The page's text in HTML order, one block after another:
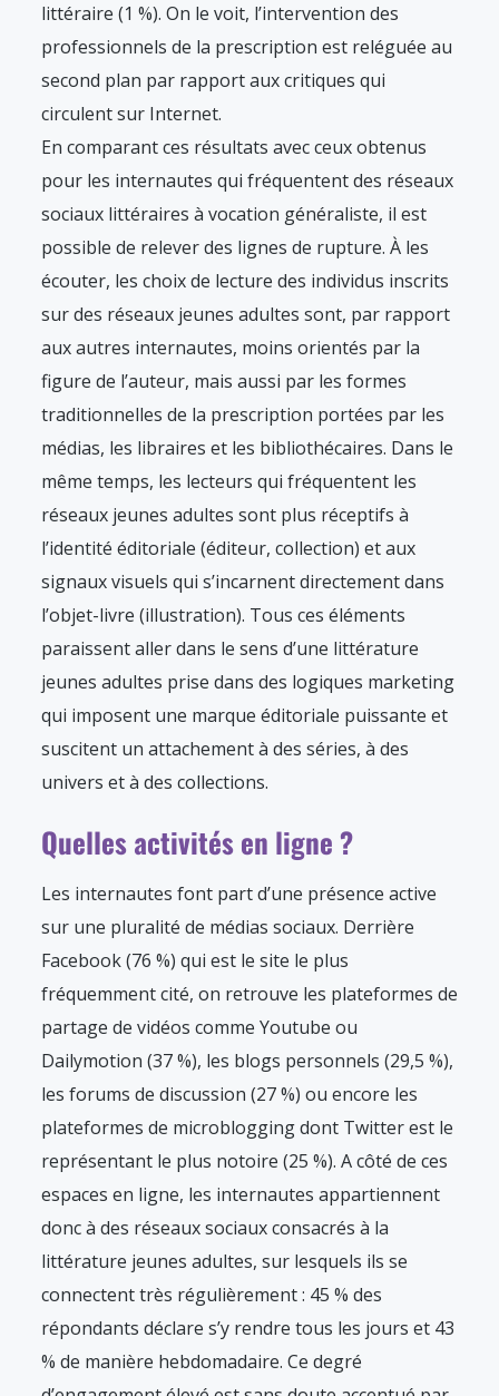
littéraire (1 %). On le voit, l’intervention des
professionnels de la prescription est reléguée au
second plan par rapport aux critiques qui
circulent sur Internet.
En comparant ces résultats avec ceux obtenus
pour les internautes qui fréquentent des réseaux
sociaux littéraires à vocation généraliste, il est
possible de relever des lignes de rupture. À les
écouter, les choix de lecture des individus inscrits
sur des réseaux jeunes adultes sont, par rapport
aux autres internautes, moins orientés par la
figure de l’auteur, mais aussi par les formes
traditionnelles de la prescription portées par les
médias, les libraires et les bibliothécaires. Dans le
même temps, les lecteurs qui fréquentent les
réseaux jeunes adultes sont plus réceptifs à
l’identité éditoriale (éditeur, collection) et aux
signaux visuels qui s’incarnent directement dans
l’objet-livre (illustration). Tous ces éléments
paraissent aller dans le sens d’une littérature
jeunes adultes prise dans des logiques marketing
qui imposent une marque éditoriale puissante et
suscitent un attachement à des séries, à des
univers et à des collections.
Quelles activités en ligne ?
Les internautes font part d’une présence active
sur une pluralité de médias sociaux. Derrière
Facebook (76 %) qui est le site le plus
fréquemment cité, on retrouve les plateformes de
partage de vidéos comme Youtube ou
Dailymotion (37 %), les blogs personnels (29,5 %),
les forums de discussion (27 %) ou encore les
plateformes de microblogging dont Twitter est le
représentant le plus notoire (25 %). A côté de ces
espaces en ligne, les internautes appartiennent
donc à des réseaux sociaux consacrés à la
littérature jeunes adultes, sur lesquels ils se
connectent très régulièrement : 45 % des
répondants déclare s’y rendre tous les jours et 43
% de manière hebdomadaire. Ce degré